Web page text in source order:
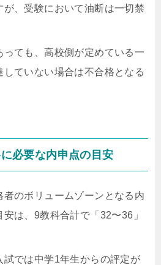
が、受験において油断は一切禁
っても、高校側が定めている一
していない場合は不合格となる
必要な内申点の目安
者のボリュームゾーンとなる内
は、9教科合計で「32〜36」
試では中学1年生からの評定が